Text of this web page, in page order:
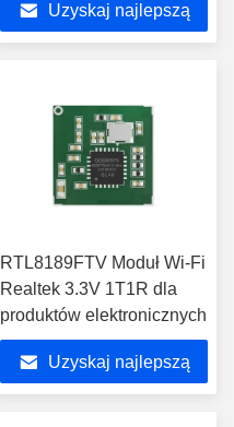
Uzyskaj najlepszą
RTL8189FTV Moduł Wi-Fi
Realtek 3.3V 1T1R dla
produktów elektronicznych
Uzyskaj najlepszą